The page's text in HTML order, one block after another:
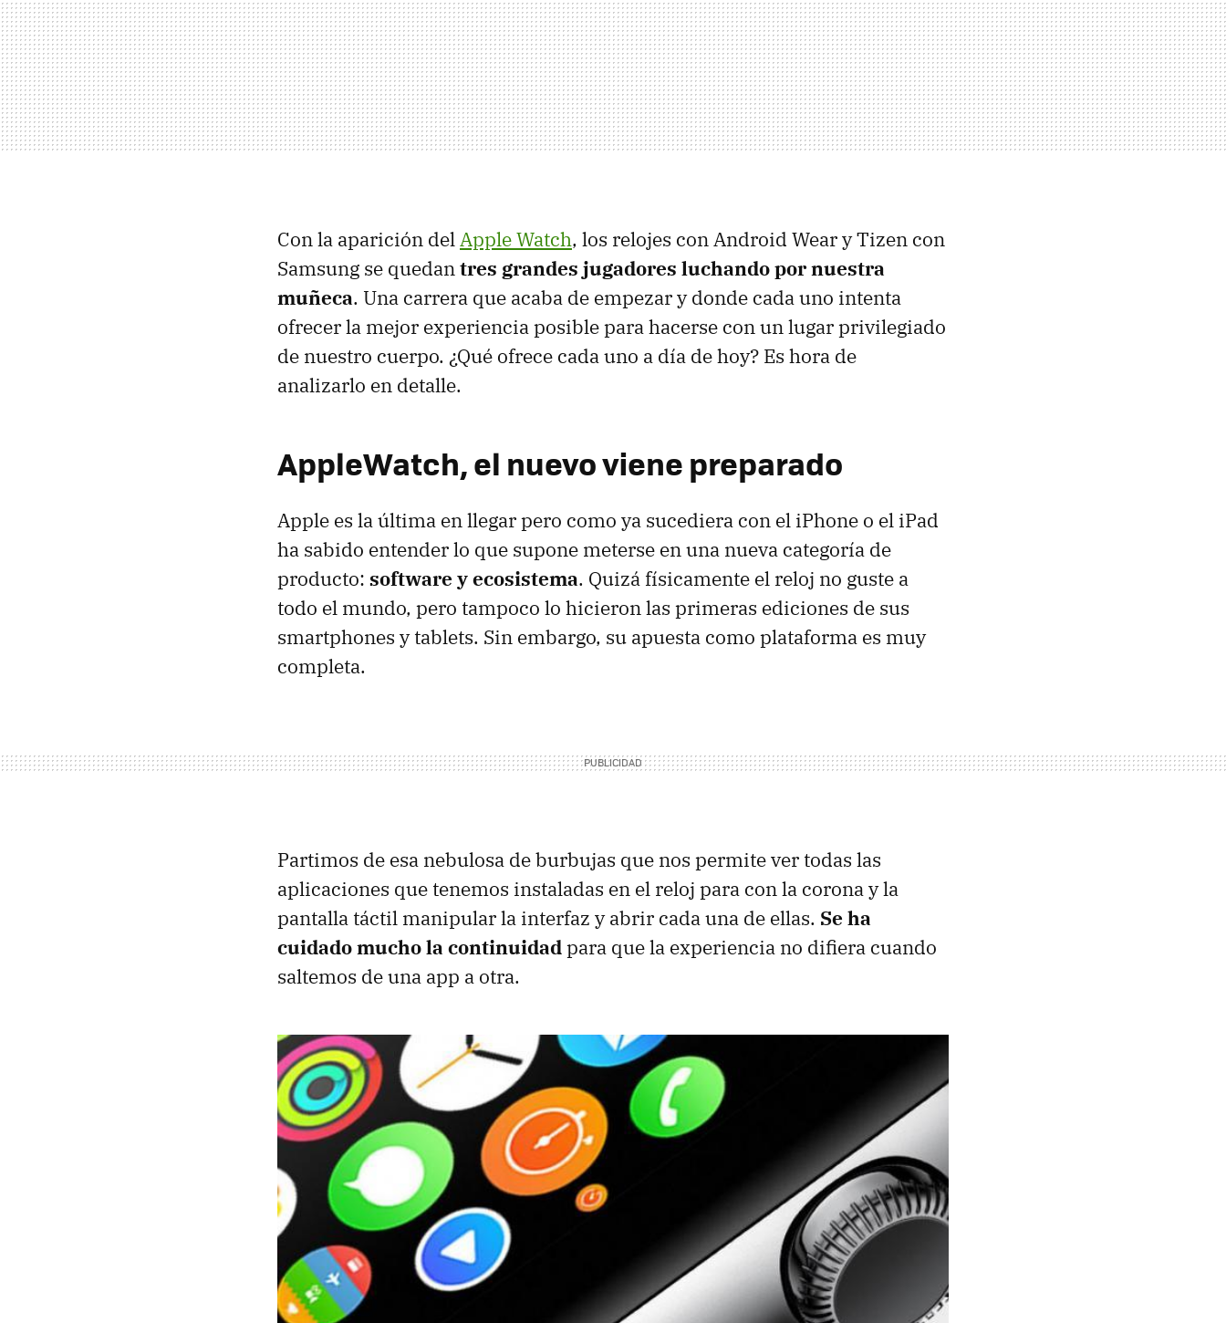
Con la aparición delApple Watch, los relojes con Android Wear y Tizen con
Samsung se quedantres grandes jugadores luchando por nuestra
muñeca. Una carrera que acaba de empezar y donde cada uno intenta
ofrecer la mejor experiencia posible para hacerse con un lugar privilegiado
de nuestro cuerpo. ¿Qué ofrece cada uno a día de hoy? Es hora de
analizarlo en detalle.
AppleWatch, el nuevo viene preparado
Apple es la última en llegar pero como ya sucediera con el iPhone o el iPad
ha sabido entender lo que supone meterse en una nueva categoría de
producto: software y ecosistema. Quizá físicamente el reloj no guste a
todo el mundo, pero tampoco lo hicieron las primeras ediciones de sus
smartphones y tablets. Sin embargo, su apuesta como plataforma es muy
completa.
Partimos de esa nebulosa de burbujas que nos permite ver todas las
aplicaciones que tenemos instaladas en el reloj para con la corona y la
pantalla táctil manipular la interfaz y abrir cada una de ellas. Se ha
cuidado mucho la continuidadpara que la experiencia no difiera cuando
saltemos de una app a otra.